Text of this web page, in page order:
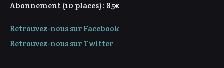
Abonnement (10 places) : 85€
Retrouvez-nous sur Facebook
Retrouvez-nous sur Twitter